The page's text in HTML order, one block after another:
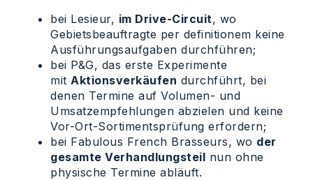
bei Lesieur, im Drive-Circuit, wo
Gebietsbeauftragte per definitionem keine
Ausführungsaufgaben durchführen;
bei P&G, das erste Experimente
mit Aktionsverkäufen durchführt, bei
denen Termine auf Volumen- und
Umsatzempfehlungen abzielen und keine
Vor-Ort-Sortimentsprüfung erfordern;
bei Fabulous French Brasseurs, wo der
gesamte Verhandlungsteil nun ohne
physische Termine abläuft.